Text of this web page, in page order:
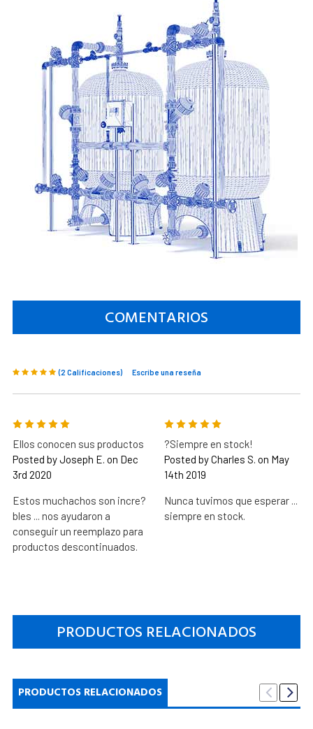
COMENTARIOS
(2 Calificaciones) Escribe una reseña
5
Ellos conocen sus productos
Posted by Joseph E. on Dec
3rd 2020
Estos muchachos son incre?
bles ... nos ayudaron a
conseguir un reemplazo para
productos descontinuados.
?Siempre en stock!
Posted by Charles S. on May
14th 2019
Nunca tuvimos que esperar ...
siempre en stock.
PRODUCTOS RELACIONADOS
PRODUCTOS RELACIONADOS